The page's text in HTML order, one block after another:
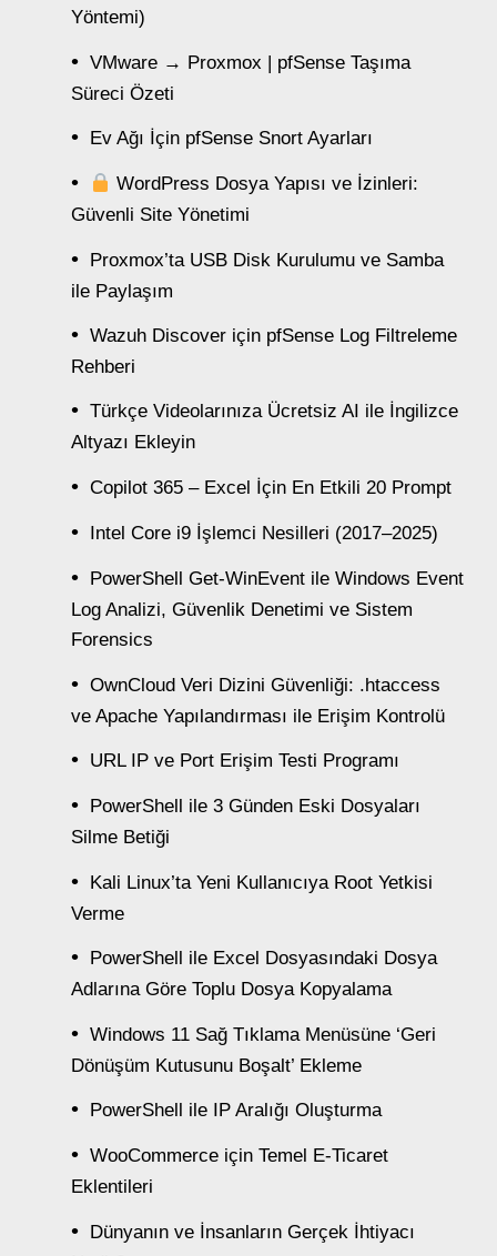
Yöntemi)
VMware → Proxmox | pfSense Taşıma
Süreci Özeti
Ev Ağı İçin pfSense Snort Ayarları
WordPress Dosya Yapısı ve İzinleri:
Güvenli Site Yönetimi
Proxmox’ta USB Disk Kurulumu ve Samba
ile Paylaşım
Wazuh Discover için pfSense Log Filtreleme
Rehberi
Türkçe Videolarınıza Ücretsiz AI ile İngilizce
Altyazı Ekleyin
Copilot 365 – Excel İçin En Etkili 20 Prompt
Intel Core i9 İşlemci Nesilleri (2017–2025)
PowerShell Get-WinEvent ile Windows Event
Log Analizi, Güvenlik Denetimi ve Sistem
Forensics
OwnCloud Veri Dizini Güvenliği: .htaccess
ve Apache Yapılandırması ile Erişim Kontrolü
URL IP ve Port Erişim Testi Programı
PowerShell ile 3 Günden Eski Dosyaları
Silme Betiği
Kali Linux’ta Yeni Kullanıcıya Root Yetkisi
Verme
PowerShell ile Excel Dosyasındaki Dosya
Adlarına Göre Toplu Dosya Kopyalama
Windows 11 Sağ Tıklama Menüsüne ‘Geri
Dönüşüm Kutusunu Boşalt’ Ekleme
PowerShell ile IP Aralığı Oluşturma
WooCommerce için Temel E-Ticaret
Eklentileri
Dünyanın ve İnsanların Gerçek İhtiyacı